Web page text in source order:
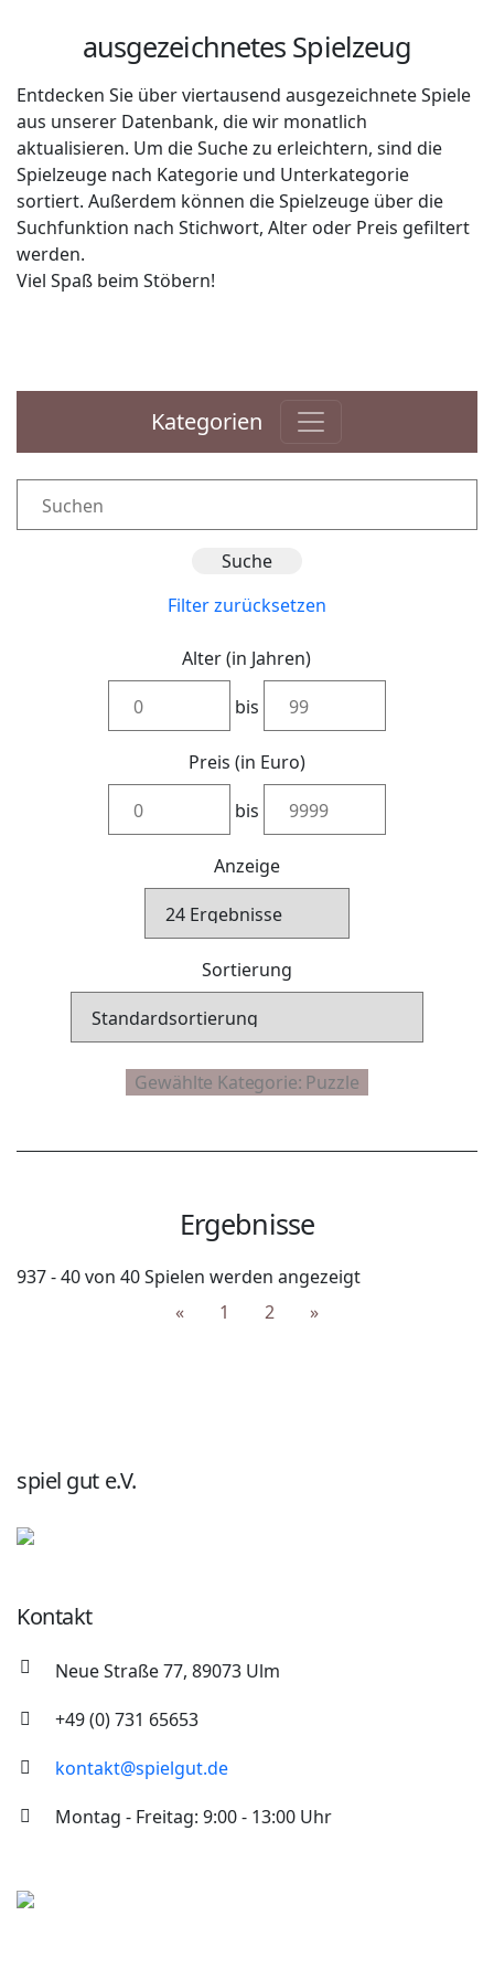
ausgezeichnetes Spielzeug
Entdecken Sie über viertausend ausgezeichnete Spiele
aus unserer Datenbank, die wir monatlich
aktualisieren. Um die Suche zu erleichtern, sind die
Spielzeuge nach Kategorie und Unterkategorie
sortiert. Außerdem können die Spielzeuge über die
Suchfunktion nach Stichwort, Alter oder Preis gefiltert
werden.
Viel Spaß beim Stöbern!
Kategorien
Filter zurücksetzen
Alter (in Jahren)
bis
Preis (in Euro)
bis
Anzeige
Sortierung
Ergebnisse
937 - 40 von 40 Spielen werden angezeigt
«
1 2 »
spiel gut e.V.
Kontakt
Neue Straße 77, 89073 Ulm
+49 (0) 731 65653
kontakt@spielgut.de
Montag - Freitag: 9:00 - 13:00 Uhr